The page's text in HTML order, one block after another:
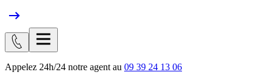
Appelez 24h/24 notre agent au 09 39 24 13 06